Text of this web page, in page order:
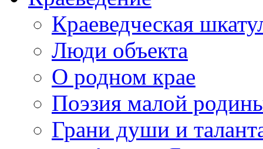
Краеведческая
Люди объекта
О родном крае
Поэзия малой
Грани души и